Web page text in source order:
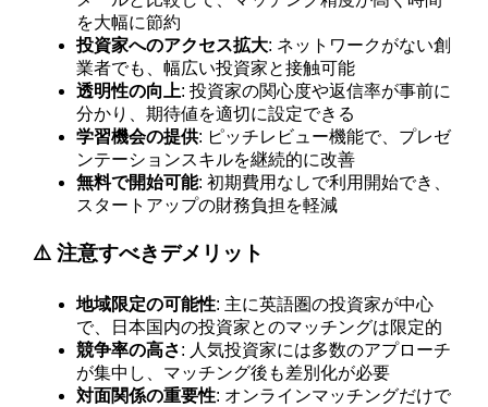
を大幅に節約
投資家へのアクセス拡大: ネットワークがない創
業者でも、幅広い投資家と接触可能
透明性の向上: 投資家の関心度や返信率が事前に
分かり、期待値を適切に設定できる
学習機会の提供: ピッチレビュー機能で、プレゼ
ンテーションスキルを継続的に改善
無料で開始可能: 初期費用なしで利用開始でき、
スタートアップの財務負担を軽減
⚠️ 注意すべきデメリット
地域限定の可能性: 主に英語圏の投資家が中心
で、日本国内の投資家とのマッチングは限定的
競争率の高さ: 人気投資家には多数のアプローチ
が集中し、マッチング後も差別化が必要
対面関係の重要性: オンラインマッチングだけで